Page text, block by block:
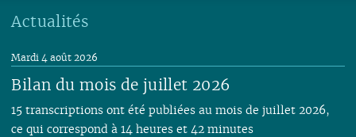
Actualités
Bilan du mois de juillet 2026
Mardi 4 août 2026
15 transcriptions ont été publiées au mois de juillet 2026,
ce qui correspond à 14 heures et 42 minutes